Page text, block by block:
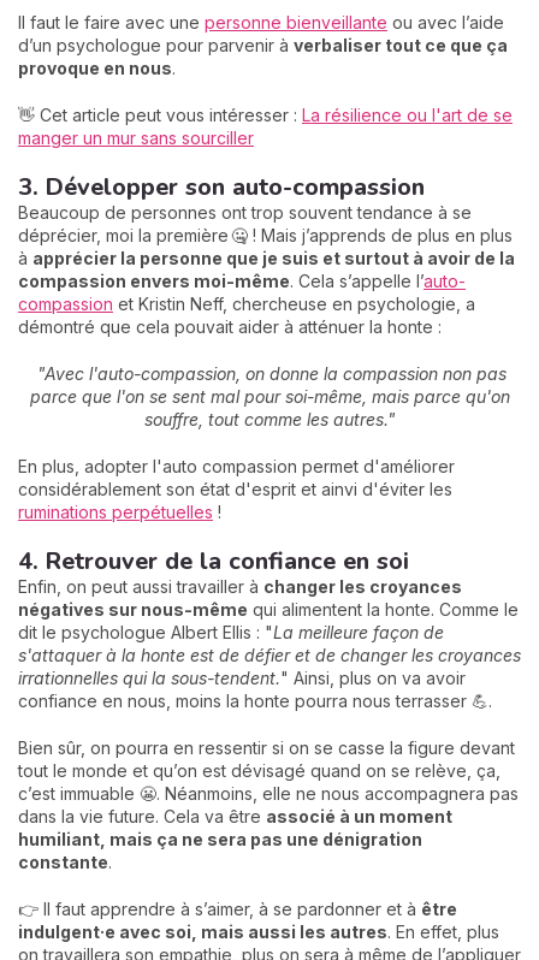
Il faut le faire avec une personne bienveillante ou avec l’aide
d’un psychologue pour parvenir à verbaliser tout ce que ça
provoque en nous.
👋 Cet article peut vous intéresser : La résilience ou l'art de se
manger un mur sans sourciller
3. Développer son auto-compassion
Beaucoup de personnes ont trop souvent tendance à se
déprécier, moi la première 🤐 ! Mais j’apprends de plus en plus
à apprécier la personne que je suis et surtout à avoir de la
compassion envers moi-même. Cela s’appelle l’auto-
compassion et Kristin Neff, chercheuse en psychologie, a
démontré que cela pouvait aider à atténuer la honte :
"Avec l'auto-compassion, on donne la compassion non pas
parce que l'on se sent mal pour soi-même, mais parce qu'on
souffre, tout comme les autres."
En plus, adopter l'auto compassion permet d'améliorer
considérablement son état d'esprit et ainvi d'éviter les
ruminations perpétuelles !
4. Retrouver de la confiance en soi
Enfin, on peut aussi travailler à changer les croyances
négatives sur nous-même qui alimentent la honte. Comme le
dit le psychologue Albert Ellis : "La meilleure façon de
s'attaquer à la honte est de défier et de changer les croyances
irrationnelles qui la sous-tendent." Ainsi, plus on va avoir
confiance en nous, moins la honte pourra nous terrasser 💪.
Bien sûr, on pourra en ressentir si on se casse la figure devant
tout le monde et qu’on est dévisagé quand on se relève, ça,
c’est immuable 😬. Néanmoins, elle ne nous accompagnera pas
dans la vie future. Cela va être associé à un moment
humiliant, mais ça ne sera pas une dénigration
constante.
👉 Il faut apprendre à s’aimer, à se pardonner et à être
indulgent·e avec soi, mais aussi les autres. En effet, plus
on travaillera son empathie, plus on sera à même de l’appliquer